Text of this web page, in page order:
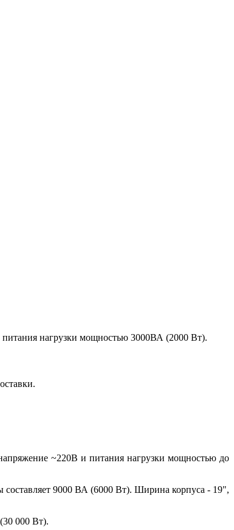
нагрузки мощностью 3000ВА (2000 Вт).
~220В и питания нагрузки мощностью до
составляет 9000 ВА (6000 Вт). Ширина корпуса - 19",
000 Вт).